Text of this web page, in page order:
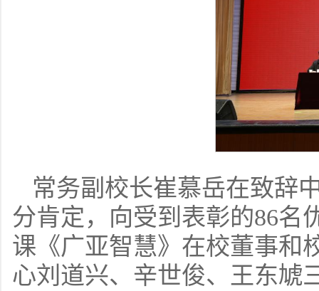
常务副校长崔慕岳在致辞
分肯定，向受到表彰的86名
课《广亚智慧》在校董事和
心刘道兴、辛世俊、王东虓